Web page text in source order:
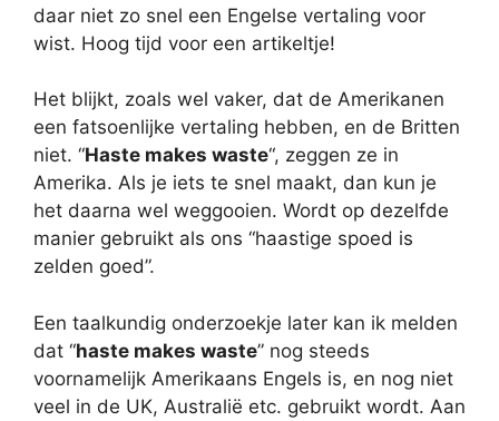
daar niet zo snel een Engelse vertaling voor
wist. Hoog tijd voor een artikeltje!
Het blijkt, zoals wel vaker, dat de Amerikanen
een fatsoenlijke vertaling hebben, en de Britten
niet. “Haste makes waste“, zeggen ze in
Amerika. Als je iets te snel maakt, dan kun je
het daarna wel weggooien. Wordt op dezelfde
manier gebruikt als ons “haastige spoed is
zelden goed”.
Een taalkundig onderzoekje later kan ik melden
dat “haste makes waste” nog steeds
voornamelijk Amerikaans Engels is, en nog niet
veel in de UK, Australië etc. gebruikt wordt. Aan